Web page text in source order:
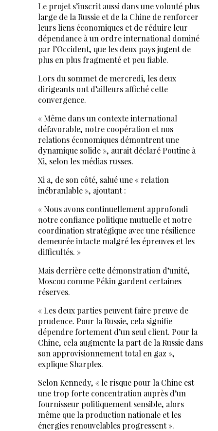
Le projet s’inscrit aussi dans une volonté plus
large de la Russie et de la Chine de renforcer
leurs liens économiques et de réduire leur
dépendance à un ordre international dominé
par l’Occident, que les deux pays jugent de
plus en plus fragmenté et peu fiable.
Lors du sommet de mercredi, les deux
dirigeants ont d’ailleurs affiché cette
convergence.
« Même dans un contexte international
défavorable, notre coopération et nos
relations économiques démontrent une
dynamique solide », aurait déclaré Poutine à
Xi, selon les médias russes.
Xi a, de son côté, salué une « relation
inébranlable », ajoutant :
« Nous avons continuellement approfondi
notre confiance politique mutuelle et notre
coordination stratégique avec une résilience
demeurée intacte malgré les épreuves et les
difficultés. »
Mais derrière cette démonstration d’unité,
Moscou comme Pékin gardent certaines
réserves.
« Les deux parties peuvent faire preuve de
prudence. Pour la Russie, cela signifie
dépendre fortement d’un seul client. Pour la
Chine, cela augmente la part de la Russie dans
son approvisionnement total en gaz »,
explique Sharples.
Selon Kennedy, « le risque pour la Chine est
une trop forte concentration auprès d’un
fournisseur politiquement sensible, alors
même que la production nationale et les
énergies renouvelables progressent ».